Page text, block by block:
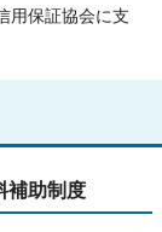
用保証協会に支
補助制度